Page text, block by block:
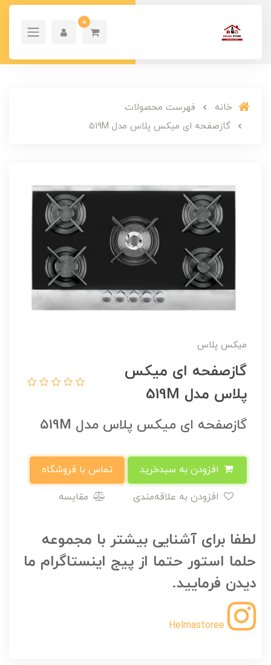
0
خانه
فهرست محصولات
گازصفحه ای میکس پلاس مدل 519M
میکس پلاس
گازصفحه ای میکس
پلاس مدل 519M
گازصفحه ای میکس پلاس مدل 519M
تماس با فروشگاه
مقایسه
لطفا برای آشنایی بیشتر با مجموعه
حلما استور حتما از پیج اینستاگرام ما
دیدن فرمایید.
Helmastoree